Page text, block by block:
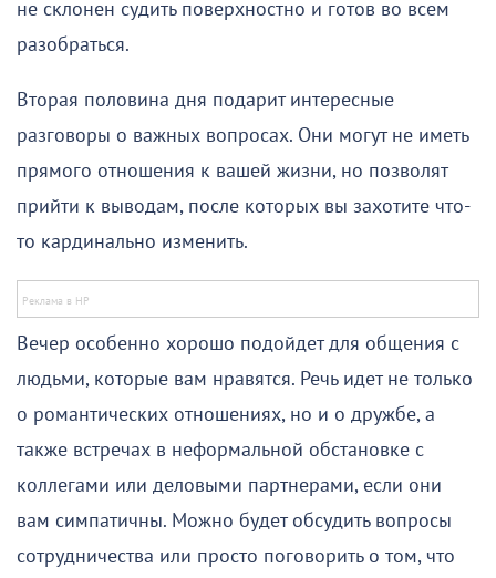
не склонен судить поверхностно и готов во всем
разобраться.
Вторая половина дня подарит интересные
разговоры о важных вопросах. Они могут не иметь
прямого отношения к вашей жизни, но позволят
прийти к выводам, после которых вы захотите что-
то кардинально изменить.
Вечер особенно хорошо подойдет для общения с
людьми, которые вам нравятся. Речь идет не только
о романтических отношениях, но и о дружбе, а
также встречах в неформальной обстановке с
коллегами или деловыми партнерами, если они
вам симпатичны. Можно будет обсудить вопросы
сотрудничества или просто поговорить о том, что